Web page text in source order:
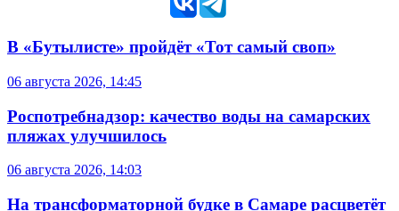
В «Бутылисте» пройдёт «Тот самый своп»
06 августа 2026, 14:45
Роспотребнадзор: качество воды на самарских
пляжах улучшилось
06 августа 2026, 14:03
На трансформаторной будке в Самаре расцветёт